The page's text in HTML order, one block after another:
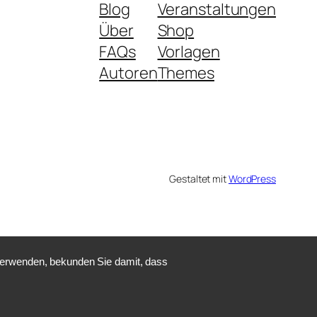
Blog
Über
FAQs
Autoren
Veranstaltungen
Shop
Vorlagen
Themes
Gestaltet mitWordPress
bekunden Sie damit, dass